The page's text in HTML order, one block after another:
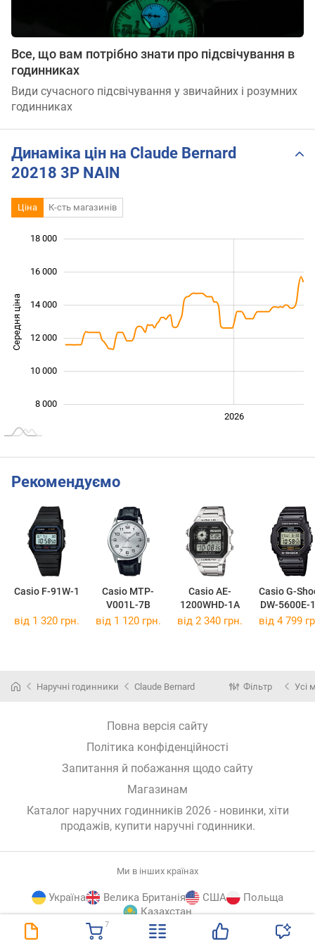
7
Все, що вам потрібно знати про підсвічування в
годинниках
Види сучасного підсвічування у звичайних і розумних
годинниках
Динаміка цін на Claude Bernard
20218 3P NAIN
Ціна К-сть магазинів
Середня ціна
8 000
10 000
12 000
14 000
18 000
16 000
2026
Рекомендуємо
Casio F-91W-1
Casio MTP-
V001L-7B
Casio AE-
1200WHD-1A
Casio G-
DW-5600E-
від 1 320 грн. від 1 120 грн. від 2 340 грн. від 4 799
Наручні годинники Claude Bernard Фільтр Усі
Повна версія сайту
Політика конфіденційності
Запитання й побажання щодо сайту
Магазинам
Каталог наручних годинників 2026 - новинки, хіти
продажів, купити наручні годинники.
Ми в інших країнах
Україна Велика Британія США
Польща
Казахстан